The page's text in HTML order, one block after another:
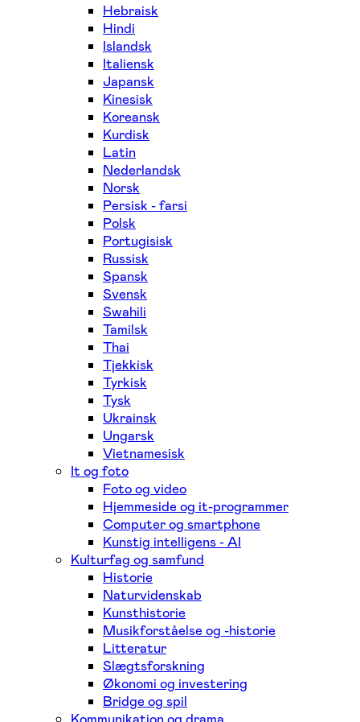
Hebraisk
Hindi
Islandsk
Italiensk
Japansk
Kinesisk
Koreansk
Kurdisk
Latin
Nederlandsk
Norsk
Persisk - farsi
Polsk
Portugisisk
Russisk
Spansk
Svensk
Swahili
Tamilsk
Thai
Tjekkisk
Tyrkisk
Tysk
Ukrainsk
Ungarsk
Vietnamesisk
It og foto
Foto og video
Hjemmeside og it-programmer
Computer og smartphone
Kunstig intelligens - AI
Kulturfag og samfund
Historie
Naturvidenskab
Kunsthistorie
Musikforståelse og -historie
Litteratur
Slægtsforskning
Økonomi og investering
Bridge og spil